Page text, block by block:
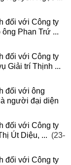
đối với Công ty
Phan Trứ ...
đối với Công ty
Giải trí Thịnh ...
đối với ông
người đại diện
đối với Công ty
Út Diệu, ... (23-
đối với Công ty